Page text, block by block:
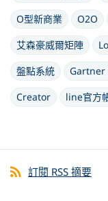
O型新商業
O2O
艾森豪威爾矩陣
盤點系統
Gartner
Creator
line官方
訂閱 RSS 摘要